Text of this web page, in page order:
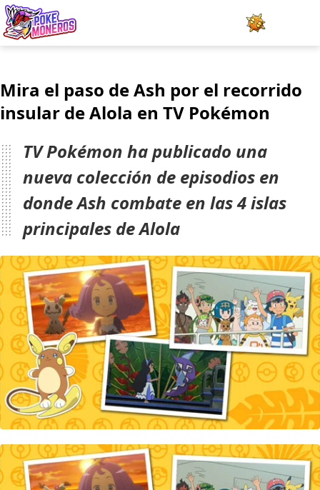
Minijuegos
Team Builder
Tabla de Tipos
Naturalezas
Noticias
LOGIN
Mira el paso de Ash por el recorrido
insular de Alola en TV Pokémon
TV Pokémon ha publicado una
nueva colección de episodios en
donde Ash combate en las 4 islas
principales de Alola